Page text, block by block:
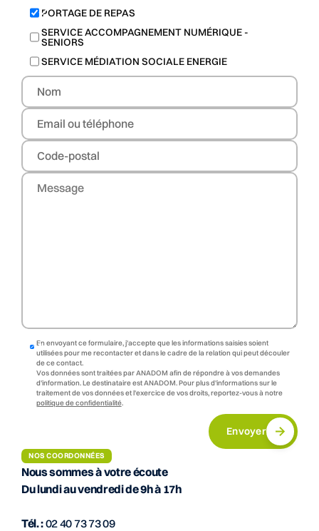
PORTAGE DE REPAS
SERVICE ACCOMPAGNEMENT NUMÉRIQUE -
SENIORS
SERVICE MÉDIATION SOCIALE ENERGIE
En envoyant ce formulaire, j'accepte que les informations saisies soient
utilisées pour me recontacter et dans le cadre de la relation qui peut découler
de ce contact.
Vos données sont traitées par ANADOM afin de répondre à vos demandes
d'information. Le destinataire est ANADOM. Pour plus d'informations sur le
traitement de vos données et l'exercice de vos droits, reportez-vous à notre
politique de confidentialité.
Envoyer
NOS COORDONNÉES
Nous sommes à votre écoute
Du lundi au vendredi de 9h à 17h
Tél. :02 40 73 73 09